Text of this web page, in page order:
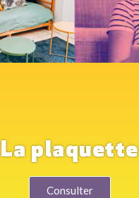
La plaquette
Consulter